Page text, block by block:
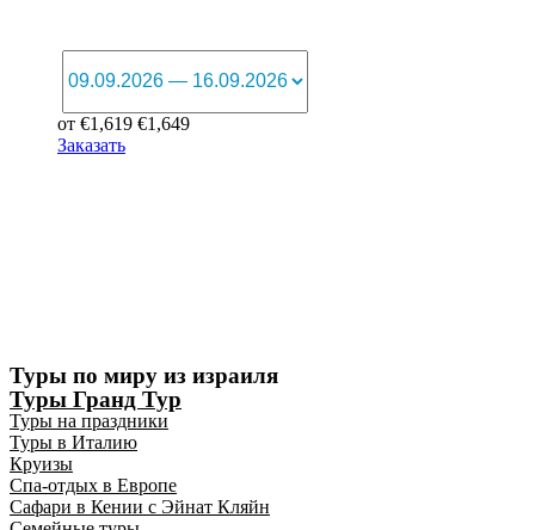
от €1,619 €1,649
Заказать
Туры по миру из израиля
Туры Гранд Тур
Туры на праздники
Туры в Италию
Круизы
Спа-отдых в Европе
Сафари в Кении с Эйнат Кляйн